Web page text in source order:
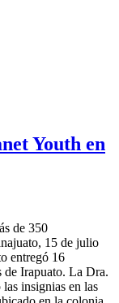
Youth en
de 350
15 de julio
entregó 16
de Irapuato. La Dra.
insignias en las